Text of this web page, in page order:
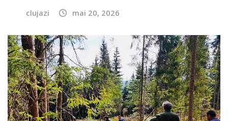
clujazi mai 20, 2026